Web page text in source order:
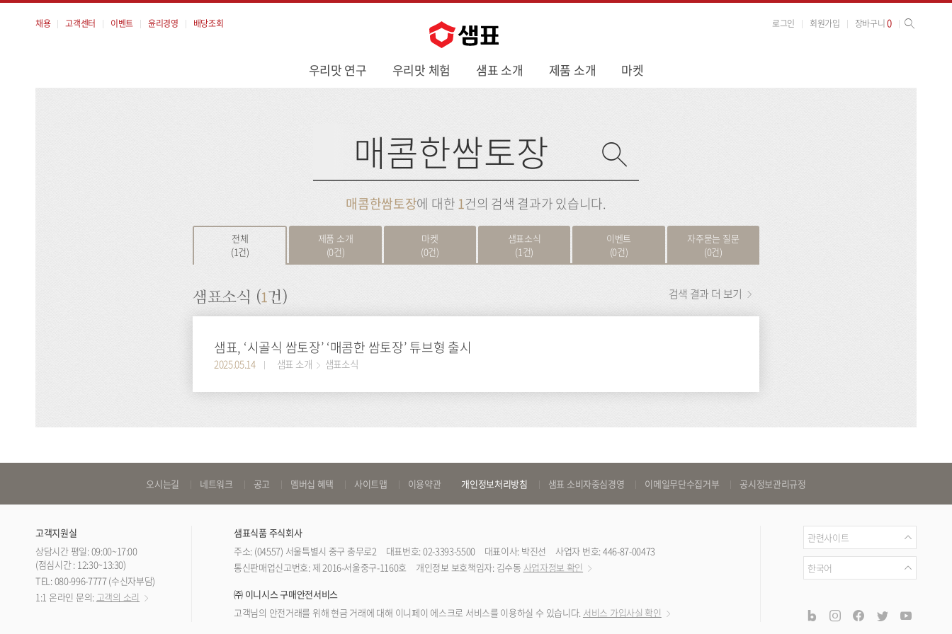
뉴
우리맛 연구 우리맛 체험 샘표 소개 제품 소개 마켓
채용 고객센터 이벤트 윤리경영 배당조회 로그인 회원가입 장바구니0 사이트 검색
검
검
매콤한쌈토장에 대한1건의 검색 결과가 있습니다.
전체
(1건)
제품 소개
(0건)
마켓
(0건)
샘표소식
(1건)
이벤트
(0건)
자주묻는 질문
(0건)
샘표소식 (1건)
샘표, ‘시골식 쌈토장’ ‘매콤한 쌈토장’ 튜브형 출시
2025.05.14 샘표 소개 샘표소식
검색 결과 더 보기
로
기
링
크
오시는길 네트워크 공고 멤버십 혜택 사이트맵 이용약관 개인정보처리방침 샘표 소비자중심경영 이메일무단수집거부 공시정보관리규정
관
련
사
트
관련사이트
언
한국어
공
식
blog instagramfacebook
twitter
고객지원실
상담시간 평일: 09:00~17:00
(점심시간 : 12:30~13:30)
TEL: 080-996-7777 (수신자부담)
1:1 온라인 문의: 고객의 소리
샘표식품 주식회사
주소: (04557) 서울특별시 중구 충무로2
대표번호: 02-3393-5500 대표이사: 박진선
사업자 번호: 446-87-00473
통신판매업신고번호: 제 2016-서울중구-1160호
개인정보 보호책임자: 김수동 사업자정보 확인
㈜ 이니시스 구매안전서비스
고객님의 안전거래를 위해 현금 거래에 대해 이니페이 에스크로 서비스를 이용하실 수 있습니다. 서비스 가입사실 확인